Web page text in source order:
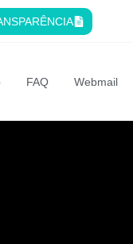
FAQ Webmail